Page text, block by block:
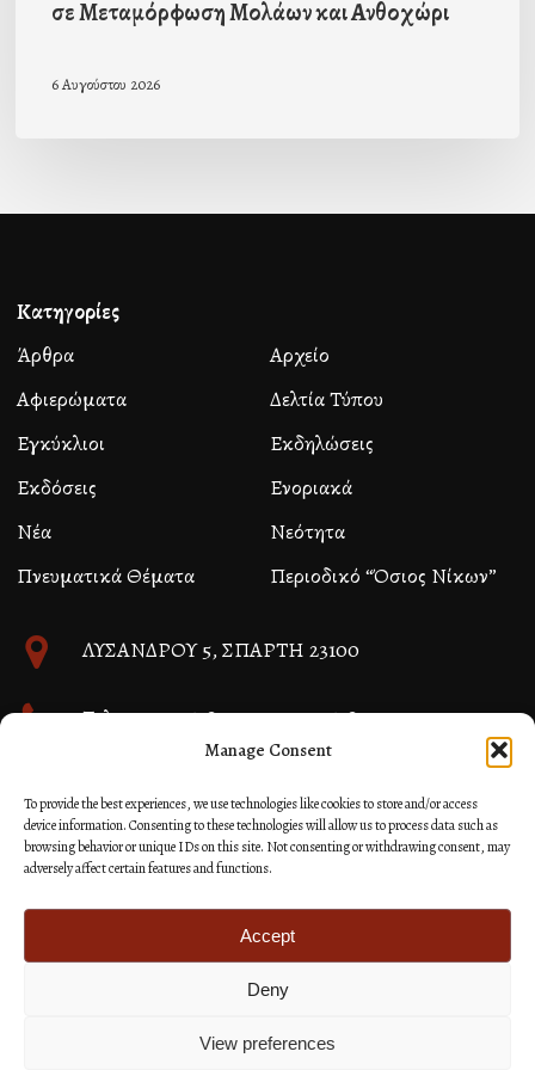
Manage Consent
To provide the best experiences, we use technologies like cookies to store and/or access
device information. Consenting to these technologies will allow us to process data such as
browsing behavior or unique IDs on this site. Not consenting or withdrawing consent, may
adversely affect certain features and functions.
Accept
Deny
View preferences
σε Μεταμόρφωση Μολάων και Ανθοχώρι
6 Αυγούστου 2026
Κατηγορίες
Άρθρα
Αρχείο
Αφιερώματα
Δελτία Τύπου
Εγκύκλιοι
Εκδηλώσεις
Εκδόσεις
Ενοριακά
Νέα
Νεότητα
Πνευματικά Θέματα
Περιοδικό “Όσιος Νίκων”
ΛΥΣΑΝΔΡΟΥ 5, ΣΠΑΡΤΗ 23100
Τηλ. 27310 26580 και 27310 26581
Κατασκευή Ιστοσελίδων Site as you GO: Falcon από
Hellenic Technologies